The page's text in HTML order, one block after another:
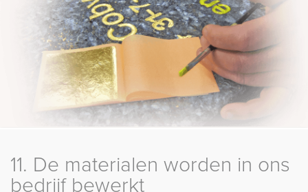
11. De materialen worden in ons
bedrijf bewerkt